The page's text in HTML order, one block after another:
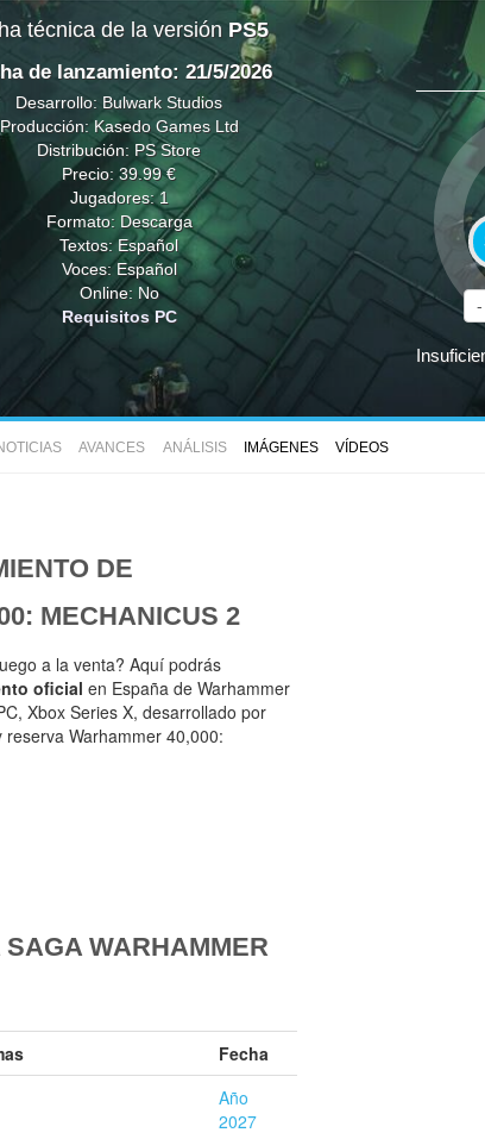
técnica de la versión PS5
de lanzamiento: 21/5/2026
Desarrollo: Bulwark Studios
Producción: Kasedo Games Ltd
Distribución: PS Store
Precio: 39.99 €
Jugadores: 1
Formato: Descarga
Textos: Español
Voces: Español
Online: No
Requisitos PC
AVANCES ANÁLISIS IMÁGENES VÍDEOS
DE
MECHANICUS 2
a la venta? Aquí podrás
oficial en España de Warhammer
Xbox Series X, desarrollado por
Warhammer 40,000:
WARHAMMER
Fecha
Año
2027